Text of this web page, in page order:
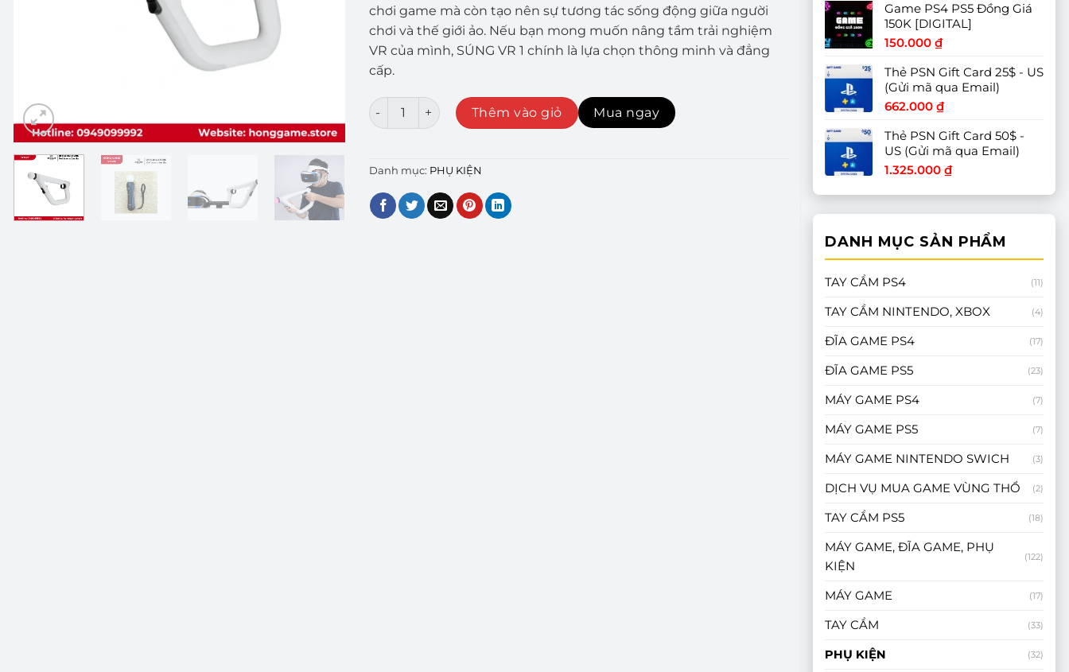
chơi game mà còn tạo nên sự tương tác sống động giữa người
chơi và thế giới ảo. Nếu bạn mong muốn nâng tầm trải nghiệm
VR của mình, SÚNG VR 1 chính là lựa chọn thông minh và đẳng
cấp.
SÚNG VR 1 số lượngThêm vào giỏ Mua ngay
Danh mục: PHỤ KIỆN
từ
Game PS4 PS5 Đồng Giá
150K [DIGITAL]
150.000 ₫
Thẻ PSN Gift Card 25$ - US
(Gửi mã qua Email)
662.000 ₫
Thẻ PSN Gift Card 50$ -
US (Gửi mã qua Email)
1.325.000 ₫
DANH MỤC SẢN PHẨM
TAY CẦM PS4 (11)
TAY CẦM NINTENDO, XBOX (4)
ĐĨA GAME PS4 (17)
ĐĨA GAME PS5 (23)
MÁY GAME PS4 (7)
MÁY GAME PS5 (7)
MÁY GAME NINTENDO SWICH (3)
DỊCH VỤ MUA GAME VÙNG THỔ (2)
TAY CẦM PS5 (18)
MÁY GAME, ĐĨA GAME, PHỤ
KIỆN
(122)
MÁY GAME (17)
TAY CẦM (33)
PHỤ KIỆN (32)